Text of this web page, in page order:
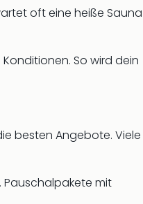
oft eine heiße
So wird dein
besten Angebote. Viele
mit